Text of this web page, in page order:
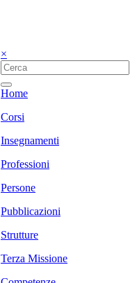
×
Home
Corsi
Insegnamenti
Professioni
Persone
Pubblicazioni
Strutture
Terza Missione